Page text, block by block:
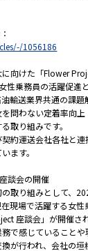
1056186
向けた「Flower
性乗務員の活躍促進
輸送業界共通の課題
問わない定着率向上
取り組みです。
約運送会社各社と連
ます。
談会の開催
取り組みとして、
現場で活躍する女性
座談会」が開催さ
で感じていることや
が行われ、会社の垣